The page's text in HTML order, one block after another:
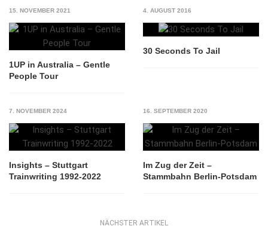
15. NOVEMBER 2021
1UP in Australia – Gentle
People Tour
4. AUGUST 2016
30 Seconds To Jail
7. NOVEMBER 2024
Insights – Stuttgart
Trainwriting 1992-2022
16. SEPTEMBER 2020
Im Zug der Zeit –
Stammbahn Berlin-Potsdam
NÄCHSTER ARTIKEL